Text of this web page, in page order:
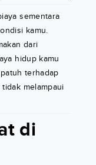
sementara
kamu.
dari
hidup kamu
terhadap
melampaui
di